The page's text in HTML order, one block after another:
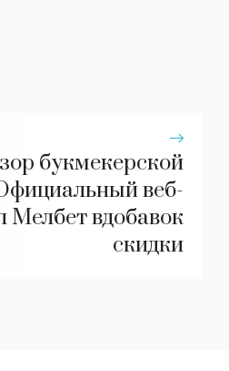
букмекерской
веб-
Мелбет вдобавок
скидки